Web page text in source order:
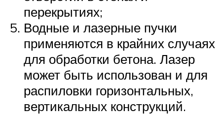
перекрытиях;
Водные и лазерные пучки
применяются в крайних случаях
для обработки бетона. Лазер
может быть использован и для
распиловки горизонтальных,
вертикальных конструкций.